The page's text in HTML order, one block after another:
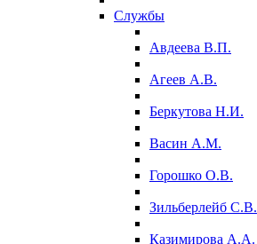
Службы
Авдеева В.П.
Агеев А.В.
Беркутова Н.И.
Васин А.М.
Горошко О.В.
Зильберлейб С.В.
Казимирова А.А.